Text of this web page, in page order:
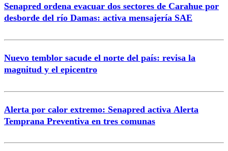
Correo
Senapred ordena evacuar dos sectores de Carahue por
desborde del río Damas: activa mensajería SAE
Nuevo temblor sacude el norte del país: revisa la
magnitud y el epicentro
Alerta por calor extremo: Senapred activa Alerta
Temprana Preventiva en tres comunas